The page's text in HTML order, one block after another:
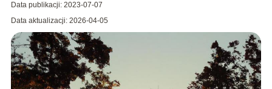
Data publikacji: 2023-07-07
Data aktualizacji: 2026-04-05